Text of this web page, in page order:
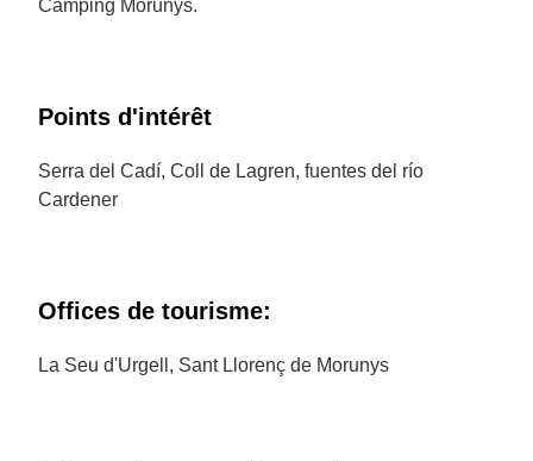
Camping Morunys.
Points d'intérêt
Serra del Cadí, Coll de Lagren, fuentes del río
Cardener
Offices de tourisme:
La Seu d'Urgell, Sant Llorenç de Morunys